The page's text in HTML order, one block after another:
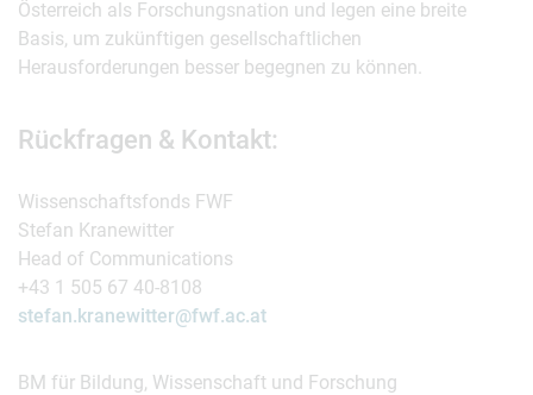
Österreich als Forschungsnation und legen eine breite
Basis, um zukünftigen gesellschaftlichen
Herausforderungen besser begegnen zu können.
Rückfragen & Kontakt:
Wissenschaftsfonds FWF
Stefan Kranewitter
Head of Communications
+43 1 505 67 40-8108
stefan.kranewitter@fwf.ac.at
BM für Bildung, Wissenschaft und Forschung